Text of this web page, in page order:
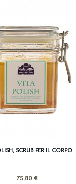
SCRUB PER IL CORPO
75,80 €